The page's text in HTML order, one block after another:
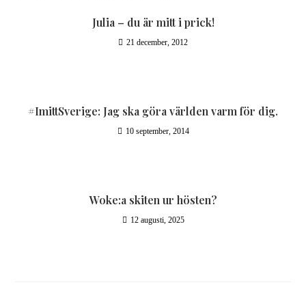
Julia – du är mitt i prick!
21 december, 2012
#ImittSverige: Jag ska göra världen varm för dig.
10 september, 2014
Woke:a skiten ur hösten?
12 augusti, 2025